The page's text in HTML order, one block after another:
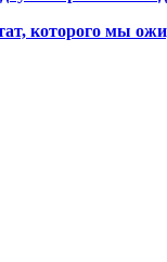
которого мы